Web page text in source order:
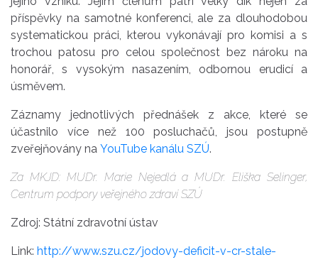
příspěvky na samotné konferenci, ale za dlouhodobou
systematickou práci, kterou vykonávají pro komisi a s
trochou patosu pro celou společnost bez nároku na
honorář, s vysokým nasazením, odbornou erudicí a
úsměvem.
Záznamy jednotlivých přednášek z akce, které se
účastnilo více než 100 posluchačů, jsou postupně
zveřejňovány na YouTube kanálu SZÚ.
Za MKJD: MUDr. Marie Nejedlá a MUDr. Eliška Selinger,
Centrum podpory veřejného zdraví SZÚ
Zdroj: Státní zdravotní ústav
Link: http://www.szu.cz/jodovy-deficit-v-cr-stale-